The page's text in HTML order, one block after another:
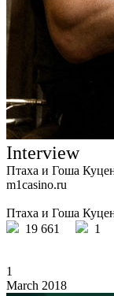
Interview
Птаха и Гоша
m1casino.ru
Птаха и Гоша
19 661
1
1
March 2018